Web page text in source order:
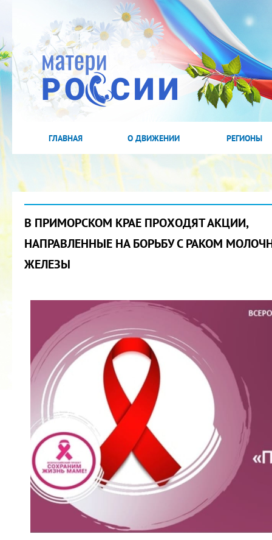
ГЛАВНАЯ О ДВИЖЕНИИ РЕГИОНЫ
В ПРИМОРСКОМ КРАЕ ПРОХОДЯТ АКЦИИ,
НАПРАВЛЕННЫЕ НА БОРЬБУ С РАКОМ
ЖЕЛЕЗЫ
2022 ГОД ПРОВОЗГЛАШЕН ГОДОМ
МАТЕРИ В ЯКУТИИ
19.12.2021